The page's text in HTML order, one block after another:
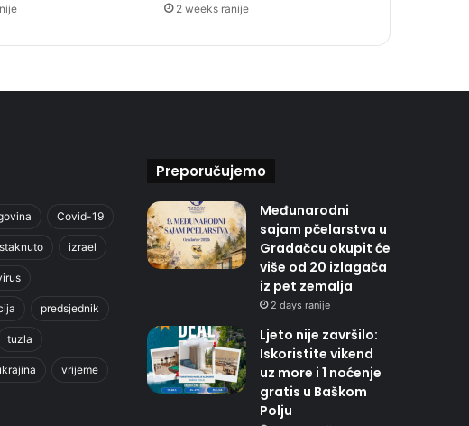
2 weeks ranije
Covid-19
izrael
predsjednik
tuzla
vrijeme
Preporučujemo
Međunarodni
sajam pčelarstva u
Gradačcu okupit će
više od 20 izlagača
iz pet zemalja
2 days ranije
Ljeto nije završilo:
Iskoristite vikend
uz more i 1 noćenje
gratis u Baškom
Polju